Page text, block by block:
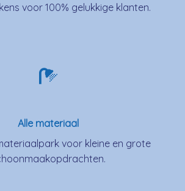
voor 100% gelukkige klanten.
Alle materiaal
voor kleine en grote